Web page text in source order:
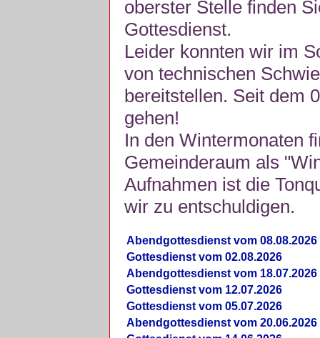
oberster Stelle finden
Gottesdienst.
Leider konnten wir im
von technischen
bereitstellen. Seit dem
gehen!
In den Wintermonaten
Gemeinderaum als
Aufnahmen ist die
wir zu entschuldigen.
Abendgottesdienst vom 08.08.2026
Gottesdienst vom 02.08.2026
Abendgottesdienst vom 18.07.2026
Gottesdienst vom 12.07.2026
Gottesdienst vom 05.07.2026
Abendgottesdienst vom 20.06.2026